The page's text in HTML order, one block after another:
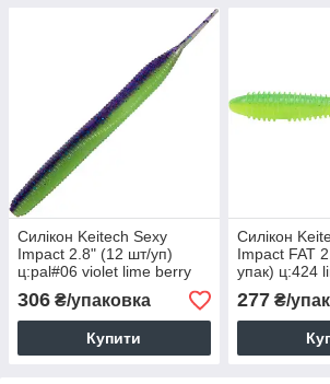
Силікон Keitech Sexy
Impact 2.8" (12 шт/уп)
ц:pal#06 violet lime berry
306 ₴/упаковка
Купити
Силікон
Impact FAT
упак) ц:424
277₴/